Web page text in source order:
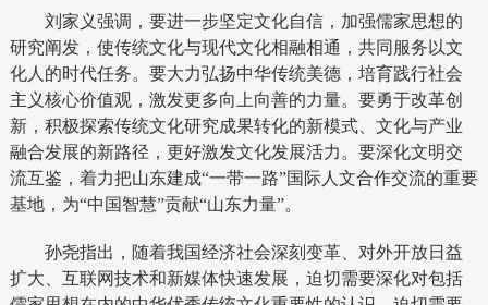
刘家义强调，要进一步坚定文化自信，加强儒家思想的
研究阐发，使传统文化与现代文化相融相通，共同服务以文
化人的时代任务。要大力弘扬中华传统美德，培育践行社会
主义核心价值观，激发更多向上向善的力量。要勇于改革创
新，积极探索传统文化研究成果转化的新模式、文化与产业
融合发展的新路径，更好激发文化发展活力。要深化文明交
流互鉴，着力把山东建成“一带一路”国际人文合作交流的重要
基地，为“中国智慧”贡献“山东力量”。
孙尧指出，随着我国经济社会深刻变革、对外开放日益
扩大、互联网技术和新媒体快速发展，迫切需要深化对包括